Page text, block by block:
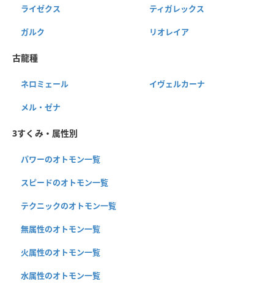
ライゼクス ティガレックス
ガルク リオレイア
古龍種
ネロミェール イヴェルカーナ
メル・ゼナ
3すくみ・属性別
パワーのオトモン一覧
スピードのオトモン一覧
テクニックのオトモン一覧
無属性のオトモン一覧
火属性のオトモン一覧
水属性のオトモン一覧